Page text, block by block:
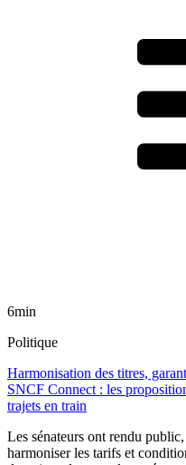
6min
Politique
Harmonisation des titres,
SNCF Connect : les
trajets en train
Les sénateurs ont rendu
harmoniser les tarifs et